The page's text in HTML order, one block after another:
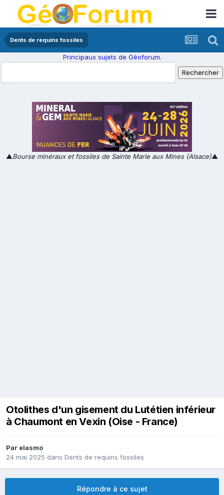
Dents de requins fossiles
Principaux sujets de Géoforum.
▲Bourse minéraux et fossiles de Sainte Marie aux Mines (Alsace)▲
Otolithes d'un gisement du Lutétien inférieur
à Chaumont en Vexin (Oise - France)
Par elasmo
24 mai 2025 dans Dents de requins fossiles
Répondre à ce sujet